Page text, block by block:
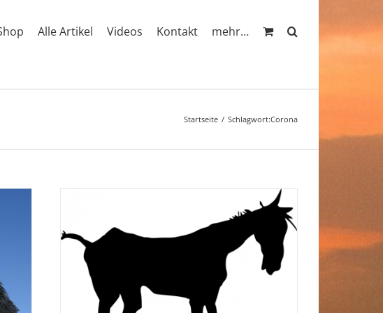
Alle Artikel Videos Kontakt mehr…
Startseite Schlagwort:Corona